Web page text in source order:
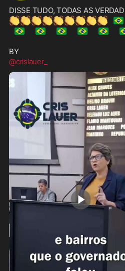
DISSE TUDO, TODAS AS
👏👏👏👏👏👏👏👏👏 🇧🇷
🇧🇷
🇧🇷 🇧🇷 🇧🇷 🇧🇷
BY
@crislauer_